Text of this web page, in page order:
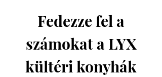
Fedezze fel a
számokat a LYX
kültéri konyhák